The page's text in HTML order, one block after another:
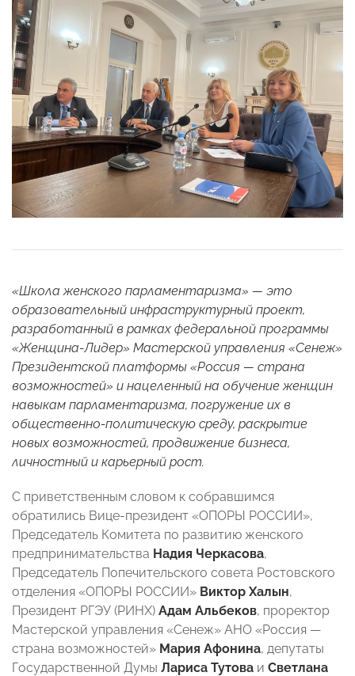
«Школа женского парламентаризма» — это
образовательный инфраструктурный проект,
разработанный в рамках федеральной программы
«Женщина-Лидер» Мастерской управления «Сенеж»
Президентской платформы «Россия — страна
возможностей» и нацеленный на обучение женщин
навыкам парламентаризма, погружение их в
общественно-политическую среду, раскрытие
новых возможностей, продвижение бизнеса,
личностный и карьерный рост.
С приветственным словом к собравшимся
обратились Вице-президент «ОПОРЫ РОССИИ»,
Председатель Комитета по развитию женского
предпринимательства Надия Черкасова,
Председатель Попечительского совета Ростовского
отделения «ОПОРЫ РОССИИ» Виктор Халын,
Президент РГЭУ (РИНХ) Адам Альбеков, проректор
Мастерской управления «Сенеж» АНО «Россия —
страна возможностей» Мария Афонина, депутаты
Государственной Думы Лариса Тутова и Светлана